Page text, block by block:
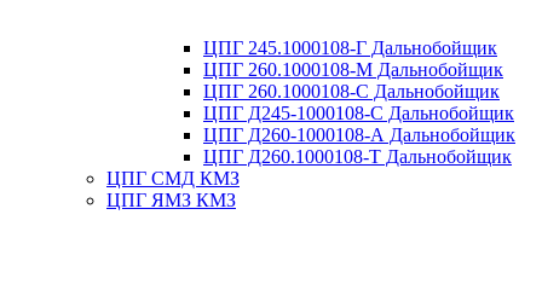
ЦПГ 245.1000108-Г Дальнобойщик
ЦПГ 260.1000108-М Дальнобойщик
ЦПГ 260.1000108-С Дальнобойщик
ЦПГ Д245-1000108-С Дальнобойщик
ЦПГ Д260-1000108-А Дальнобойщик
ЦПГ Д260.1000108-Т Дальнобойщик
ЦПГ СМД КМЗ
ЦПГ ЯМЗ КМЗ